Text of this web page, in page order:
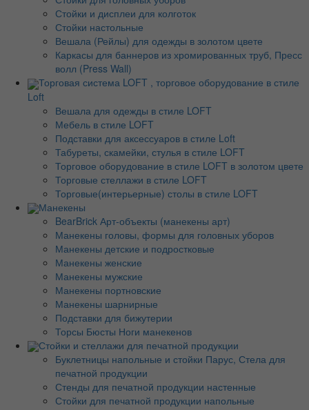
Стойки и дисплеи для колготок
Стойки настольные
Вешала (Рейлы) для одежды в золотом цвете
Каркасы для баннеров из хромированных труб, Пресс
волл (Press Wall)
Торговая система LOFT , торговое оборудование в стиле
Loft
Вешала для одежды в стиле LOFT
Мебель в стиле LOFT
Подставки для аксессуаров в стиле Loft
Табуреты, скамейки, стулья в стиле LOFT
Торговое оборудование в стиле LOFT в золотом цвете
Торговые стеллажи в стиле LOFT
Торговые(интерьерные) столы в стиле LOFT
Манекены
BearBrick Арт-объекты (манекены арт)
Манекены головы, формы для головных уборов
Манекены детские и подростковые
Манекены женские
Манекены мужские
Манекены портновские
Манекены шарнирные
Подставки для бижутерии
Торсы Бюсты Ноги манекенов
Стойки и стеллажи для печатной продукции
Буклетницы напольные и стойки Парус, Стела для
печатной продукции
Стенды для печатной продукции настенные
Стойки для печатной продукции напольные